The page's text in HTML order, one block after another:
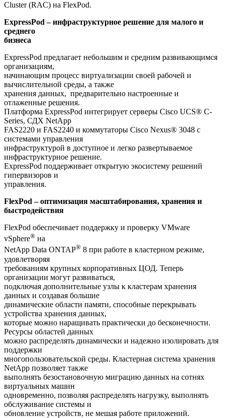
Cluster (RAC) на FlexPod.
ExpressPod – инфраструктурное решение для малого и
среднего
бизнеса
ExpressPod предлагает небольшим и средним развивающимся
организациям,
начинающим процесс виртуализации своей рабочей и
вычислительной среды, а также
хранения данных, предварительно настроенные и
отлаженные решения.
Платформа ExpressPod интегрирует серверы Cisco UCS® C-
Series, СДХ NetApp
FAS2220 и FAS2240 и коммутаторы Cisco Nexus® 3048 с
системами управления
инфраструктурой в доступное и легко развертываемое
инфраструктурное решение.
ExpressPod поддерживает открытую экосистему решений
гипервизоров и
управления.
FlexPod – оптимизация масштабирования, хранения и
быстродействия
FlexPod обеспечивает поддержку и проверку VMware
vSphere® на
NetApp Data ONTAP® 8 при работе в кластерном режиме,
удовлетворяя
требованиям крупных корпоративных ЦОД. Теперь
организации могут развиваться,
подключая дополнительные узлы к кластерам хранения
данных и создавая большие
динамические области памяти, способные перекрывать
устройства хранения данных,
которые можно наращивать практически до бесконечности.
Ресурсы областей данных
можно распределять динамически и надежно изолировать для
поддержки
многопользовательской среды. Кластерная система хранения
NetApp позволяет также
выполнять безостановочную миграцию данных на сотнях
виртуальных машин
одновременно, позволяя распределять нагрузку, выполнять
обслуживание системы и
обновление устройств, не мешая работе приложений.